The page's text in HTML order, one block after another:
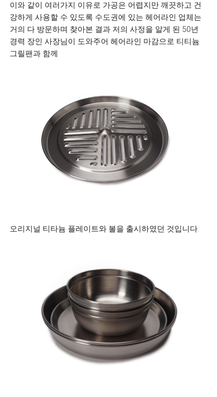
이와 같이 여러가지 이유로 가공은 어렵지만 깨끗하고 건
강하게 사용할 수 있도록 수도권에 있는 헤어라인 업체는
거의 다 방문하며 찾아본 결과 저의 사정을 알게 된 50년
경력 장인 사장님이 도와주어 헤어라인 마감으로 티티늄
그릴팬과 함께
오리지널 티타늄 플레이트와 볼을 출시하였던 것입니다.